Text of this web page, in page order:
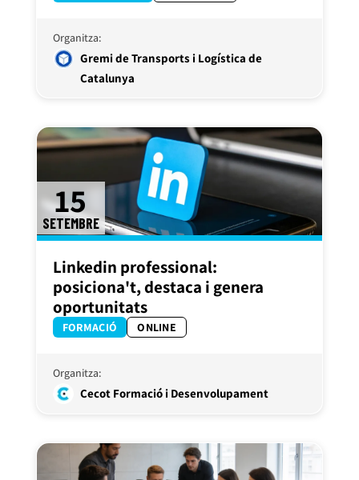
Organitza:
Gremi de Transports i Logística de
Catalunya
15
SETEMBRE
Linkedin professional:
posiciona't, destaca i genera
oportunitats
FORMACIÓ ONLINE
Organitza:
Cecot Formació i Desenvolupament